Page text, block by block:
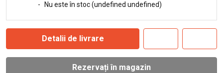
-
Nu este în stoc (undefined undefined)
Detalii de livrare
Rezervați în magazin